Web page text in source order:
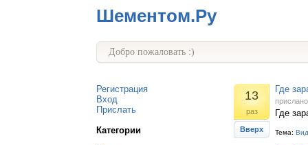
Шементом.Ру
Добро пожаловать :)
Регистрация
Вход
Прислать
Категории
13
раз
Вверх
Где
Где
Тема: